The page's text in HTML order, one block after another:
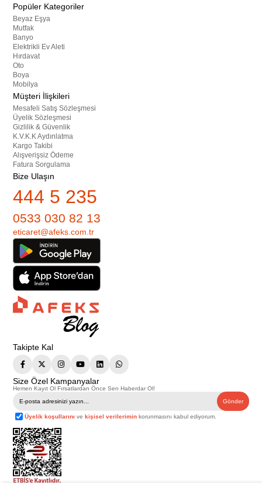
Popüler Kategoriler
Beyaz Eşya
Mutfak
Banyo
Elektrikli Ev Aleti
Hırdavat
Oto
Boya
Mobilya
Müşteri İlişkileri
Mesafeli Satış Sözleşmesi
Üyelik Sözleşmesi
Gizlilik & Güvenlik
K.V.K.K Aydınlatma
Kargo Takibi
Alışverişsiz Ödeme
Fatura Sorgulama
Bize Ulaşın
444 5 235
0533 030 82 13
eticaret@afeks.com.tr
Takipte Kal
Size Özel Kampanyalar
Hemen Kayıt Ol Fırsatlardan Önce Sen Haberdar Ol!
Gönder
Üyelik koşullarını vekişisel verilerimin korunmasını kabul ediyorum.